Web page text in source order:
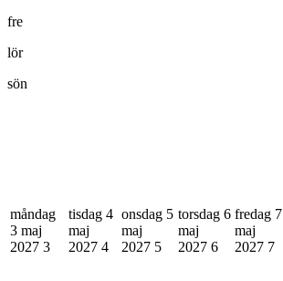
fre
lör
sön
måndag
3 maj
2027 3
tisdag 4
maj
2027 4
onsdag 5
maj
2027 5
torsdag 6
maj
2027 6
fredag 7
maj
2027 7